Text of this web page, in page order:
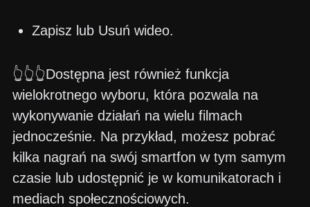
Zapisz lub Usuń wideo.
👆👆👆Dostępna jest również funkcja
wielokrotnego wyboru, która pozwala na
wykonywanie działań na wielu filmach
jednocześnie. Na przykład, możesz pobrać
kilka nagrań na swój smartfon w tym samym
czasie lub udostępnić je w komunikatorach i
mediach społecznościowych.